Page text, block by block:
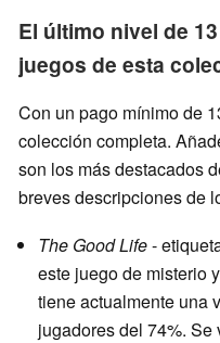
El último nivel de
juegos de esta
Con un pago mínimo de
colección completa.
son los más destacados
breves descripciones de
The Good Life-
este juego de misterio
tiene actualmente una
jugadores del 74%.